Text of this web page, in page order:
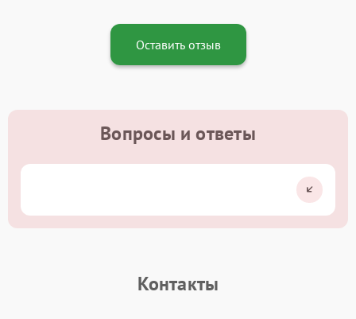
Оставить отзыв
Вопросы и ответы
Контакты